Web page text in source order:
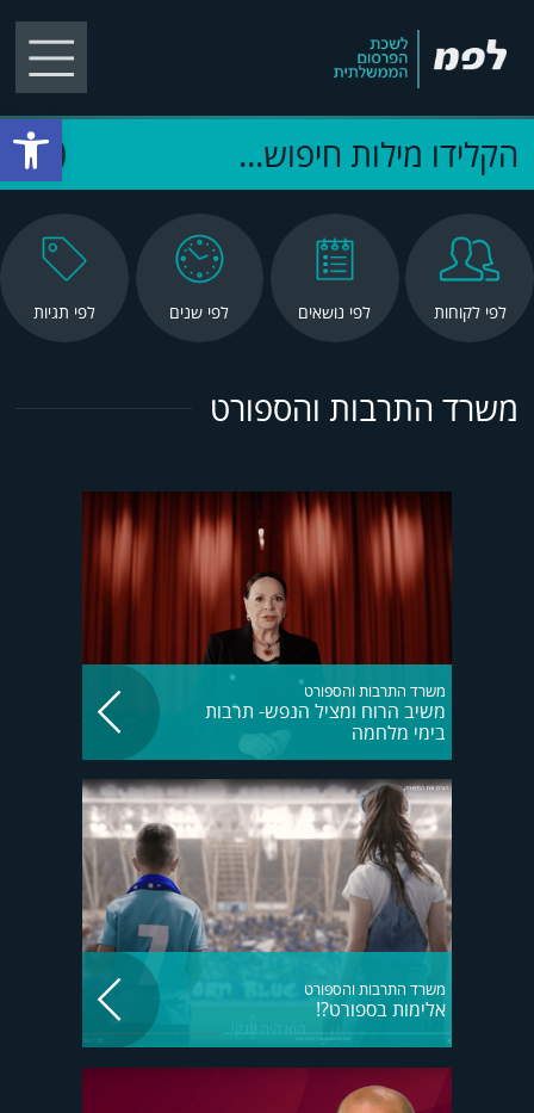
פתח
לפי לקוחות לפי נושאים לפי שנים לפי תגיות
משרד התרבות והספורט
משרד התרבות והספורט
משיב הרוח ומציל הנפש- תרבות
בימי מלחמה
משרד התרבות והספורט
אלימות בספורט?!